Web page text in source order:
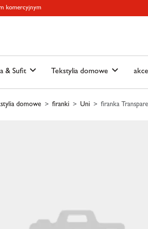
Skip to page footer
komercyjnym
& Sufit Tekstylia domowe
domowe firanki Uni firanka